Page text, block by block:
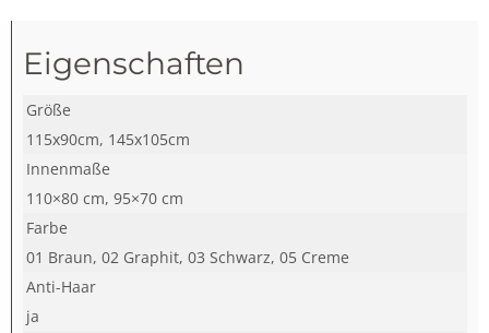
Eigenschaften
Größe
115x90cm, 145x105cm
Innenmaße
110×80 cm, 95×70 cm
Farbe
01 Braun, 02 Graphit, 03 Schwarz, 05 Creme
Anti-Haar
ja